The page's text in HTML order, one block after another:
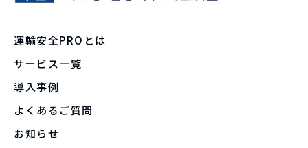
運輸安全PROとは
サービス一覧
導入事例
よくあるご質問
お知らせ